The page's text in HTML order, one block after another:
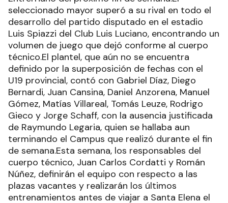
seleccionado mayor superó a su rival en todo el
desarrollo del partido disputado en el estadio
Luis Spiazzi del Club Luis Luciano, encontrando un
volumen de juego que dejó conforme al cuerpo
técnico.El plantel, que aún no se encuentra
definido por la superposición de fechas con el
U19 provincial, contó con Gabriel Díaz, Diego
Bernardi, Juan Cansina, Daniel Anzorena, Manuel
Gómez, Matías Villareal, Tomás Leuze, Rodrigo
Gieco y Jorge Schaff, con la ausencia justificada
de Raymundo Legaria, quien se hallaba aun
terminando el Campus que realizó durante el fin
de semana.Esta semana, los responsables del
cuerpo técnico, Juan Carlos Cordatti y Román
Núñez, definirán el equipo con respecto a las
plazas vacantes y realizarán los últimos
entrenamientos antes de viajar a Santa Elena el